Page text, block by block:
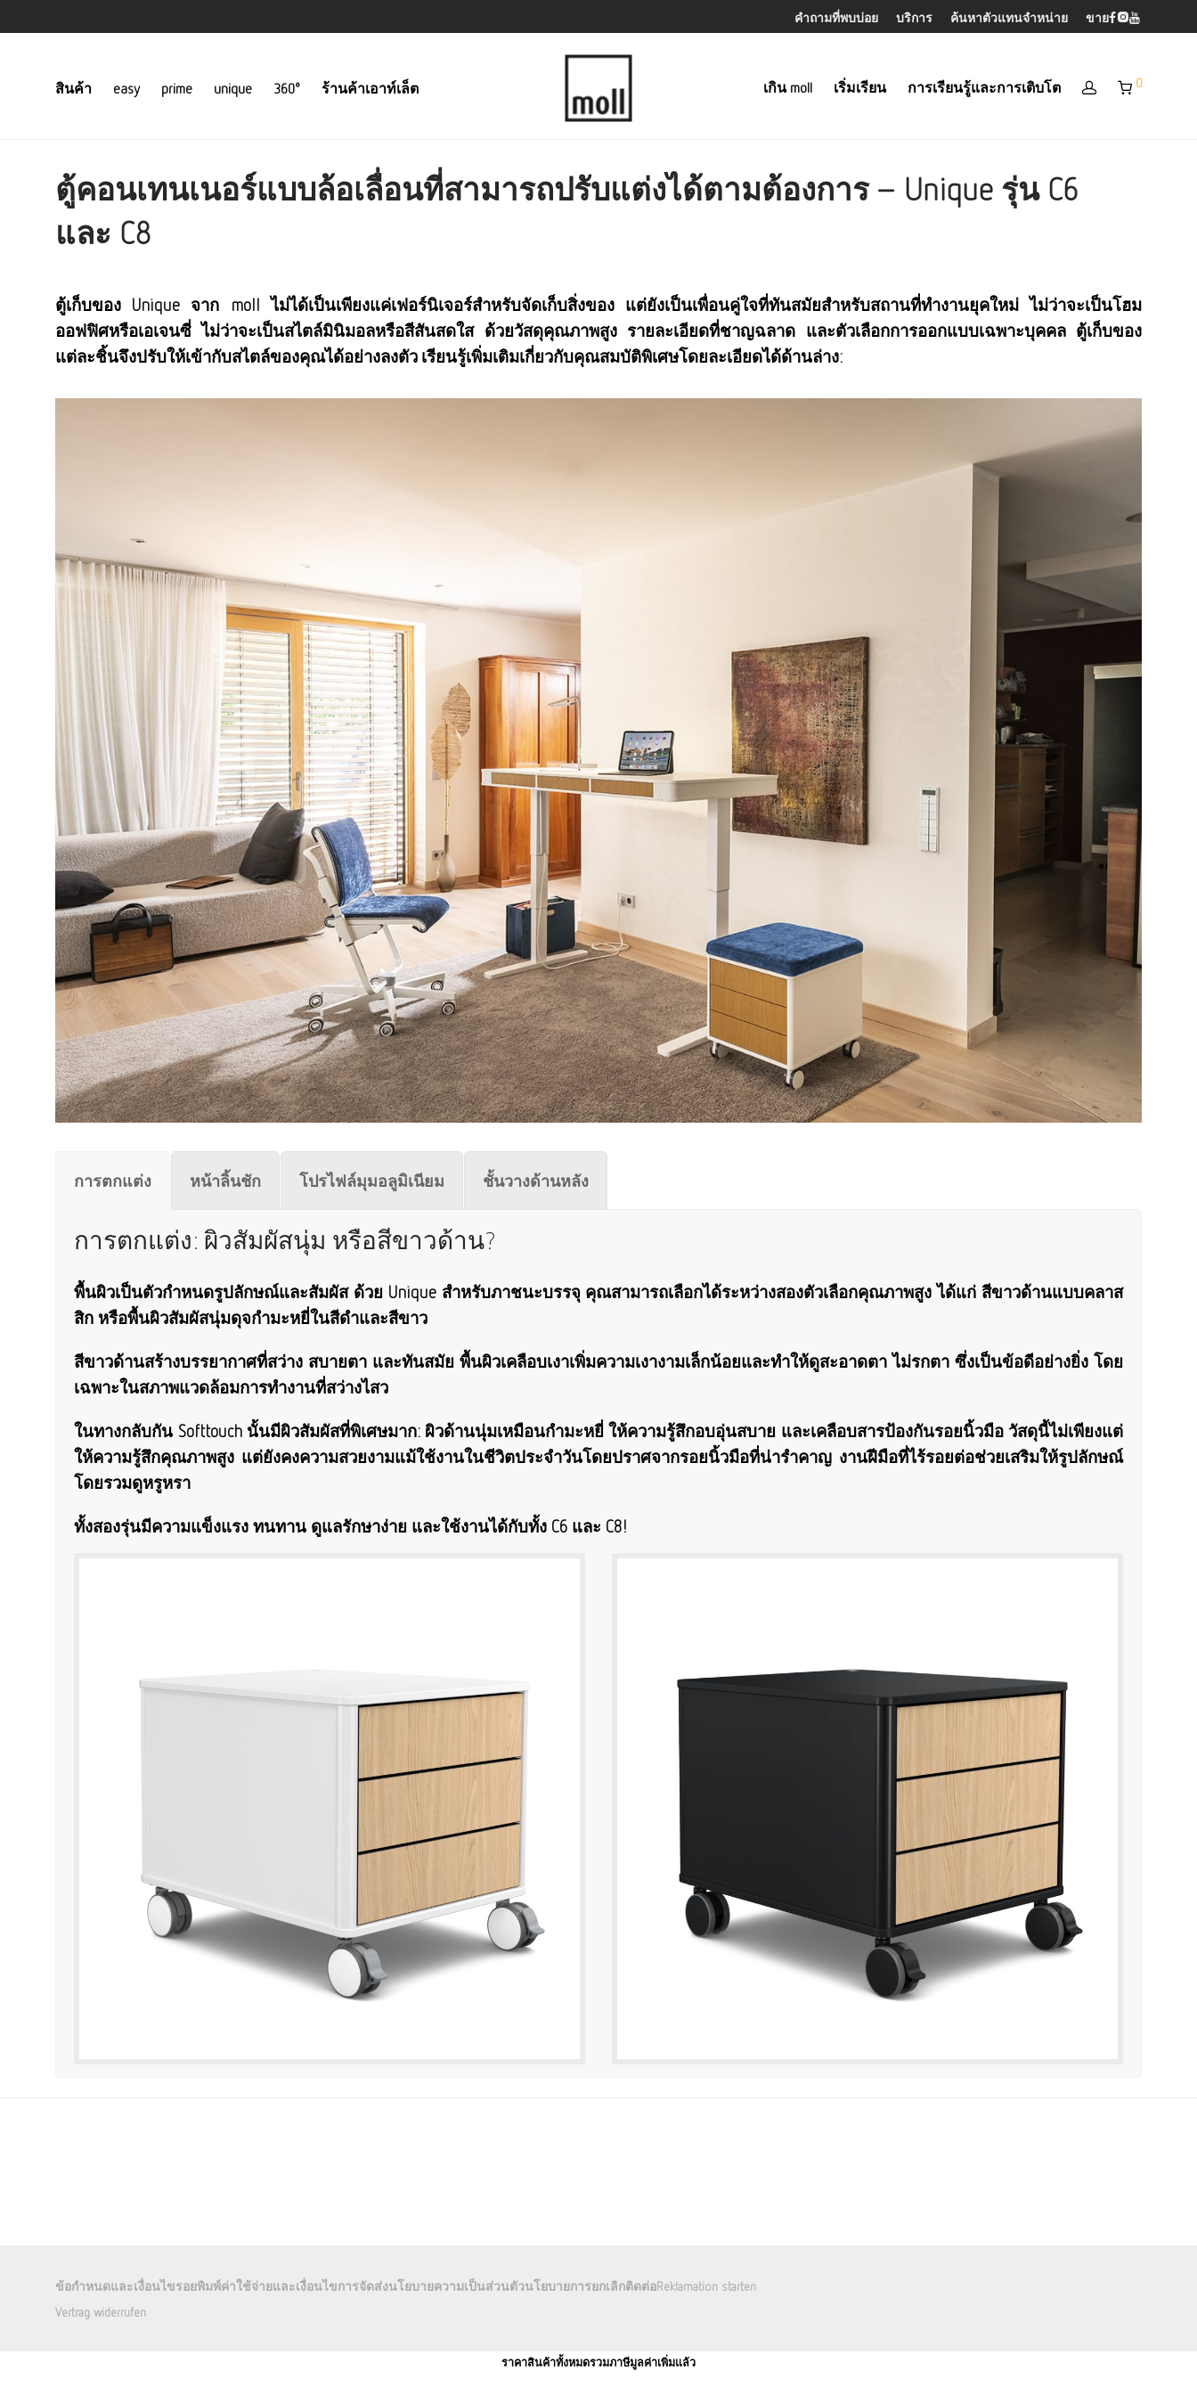
คำถามที่พบบ่อย บริการ ค้นหาตัวแทนจำหน่าย ขาย
สินค้า easy prime unique 360° ร้านค้าเอาท์เล็ต เกิน moll เริ่มเรียน การเรียนรู้และการเติบโต 0
ตู้คอนเทนเนอร์แบบล้อเลื่อนที่สามารถปรับแต่งได้ตามต้องการ – Unique รุ่น C6
และ C8
ตู้เก็บของ Unique จาก moll ไม่ได้เป็นเพียงแค่เฟอร์นิเจอร์สำหรับจัดเก็บสิ่งของ แต่ยังเป็นเพื่อนคู่ใจที่ทันสมัยสำหรับสถานที่ทำงานยุคใหม่ ไม่ว่าจะเป็นโฮม
ออฟฟิศหรือเอเจนซี่ ไม่ว่าจะเป็นสไตล์มินิมอลหรือสีสันสดใส ด้วยวัสดุคุณภาพสูง รายละเอียดที่ชาญฉลาด และตัวเลือกการออกแบบเฉพาะบุคคล ตู้เก็บของ
แต่ละชิ้นจึงปรับให้เข้ากับสไตล์ของคุณได้อย่างลงตัว เรียนรู้เพิ่มเติมเกี่ยวกับคุณสมบัติพิเศษโดยละเอียดได้ด้านล่าง:
การตกแต่ง หน้าลิ้นชัก โปรไฟล์มุมอลูมิเนียม ชั้นวางด้านหลัง
การตกแต่ง: ผิวสัมผัสนุ่ม หรือสีขาวด้าน?
พื้นผิวเป็นตัวกำหนดรูปลักษณ์และสัมผัส ด้วย Unique สำหรับภาชนะบรรจุ คุณสามารถเลือกได้ระหว่างสองตัวเลือกคุณภาพสูง ได้แก่ สีขาวด้านแบบคลาส
สิก หรือพื้นผิวสัมผัสนุ่มดุจกำมะหยี่ในสีดำและสีขาว
สีขาวด้านสร้างบรรยากาศที่สว่าง สบายตา และทันสมัย ​​พื้นผิวเคลือบเงาเพิ่มความเงางามเล็กน้อยและทำให้ดูสะอาดตา ไม่รกตา ซึ่งเป็นข้อดีอย่างยิ่ง โดย
เฉพาะในสภาพแวดล้อมการทำงานที่สว่างไสว
ในทางกลับกัน Softtouch นั้นมีผิวสัมผัสที่พิเศษมาก: ผิวด้านนุ่มเหมือนกำมะหยี่ ให้ความรู้สึกอบอุ่นสบาย และเคลือบสารป้องกันรอยนิ้วมือ วัสดุนี้ไม่เพียงแต่
ให้ความรู้สึกคุณภาพสูง แต่ยังคงความสวยงามแม้ใช้งานในชีวิตประจำวันโดยปราศจากรอยนิ้วมือที่น่ารำคาญ งานฝีมือที่ไร้รอยต่อช่วยเสริมให้รูปลักษณ์
โดยรวมดูหรูหรา
ทั้งสองรุ่นมีความแข็งแรง ทนทาน ดูแลรักษาง่าย และใช้งานได้กับทั้ง C6 และ C8!
ข้อกำหนดและเงื่อนไขรอยพิมพ์ค่าใช้จ่ายและเงื่อนไขการจัดส่งนโยบายความเป็นส่วนตัวนโยบายการยกเลิกติดต่อReklamation starten
Vertrag widerrufen
ราคาสินค้าทั้งหมดรวมภาษีมูลค่าเพิ่มแล้ว